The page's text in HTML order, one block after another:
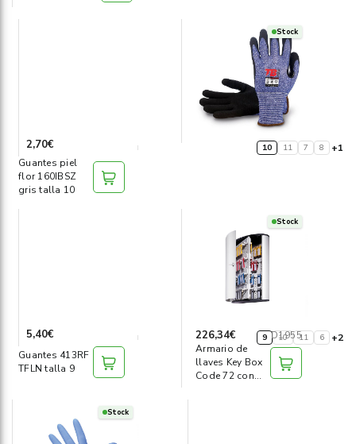
2,70€ 10 11 7 8
+1
Guantes piel
flor 160IBSZ
gris talla 10
Stock
5,40€ 9 10 11 6
+2
Guantes 413RF
TFLN talla 9
Stock
226,34€
D1955
Armario de
llaves Key Box
Code 72 con
Stock